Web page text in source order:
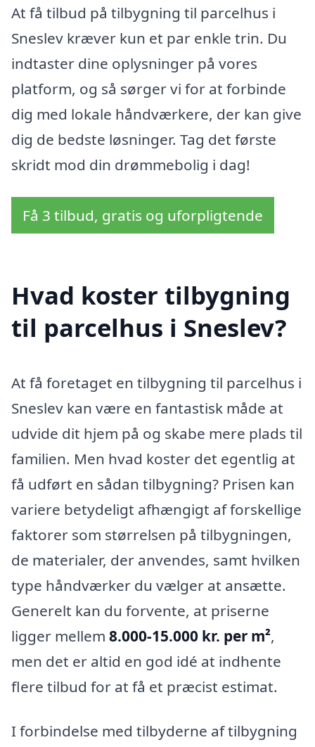
At få tilbud på tilbygning til parcelhus i
Sneslev kræver kun et par enkle trin. Du
indtaster dine oplysninger på vores
platform, og så sørger vi for at forbinde
dig med lokale håndværkere, der kan give
dig de bedste løsninger. Tag det første
skridt mod din drømmebolig i dag!
Få 3 tilbud, gratis og uforpligtende
Hvad koster tilbygning
til parcelhus i Sneslev?
At få foretaget en tilbygning til parcelhus i
Sneslev kan være en fantastisk måde at
udvide dit hjem på og skabe mere plads til
familien. Men hvad koster det egentlig at
få udført en sådan tilbygning? Prisen kan
variere betydeligt afhængigt af forskellige
faktorer som størrelsen på tilbygningen,
de materialer, der anvendes, samt hvilken
type håndværker du vælger at ansætte.
Generelt kan du forvente, at priserne
ligger mellem 8.000-15.000 kr. per m²,
men det er altid en god idé at indhente
flere tilbud for at få et præcist estimat.
I forbindelse med tilbyderne af tilbygning